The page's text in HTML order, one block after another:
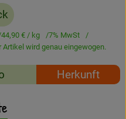
44,90 € / kg
7% MwSt
Artikel wird genau eingewogen.
Herkunft